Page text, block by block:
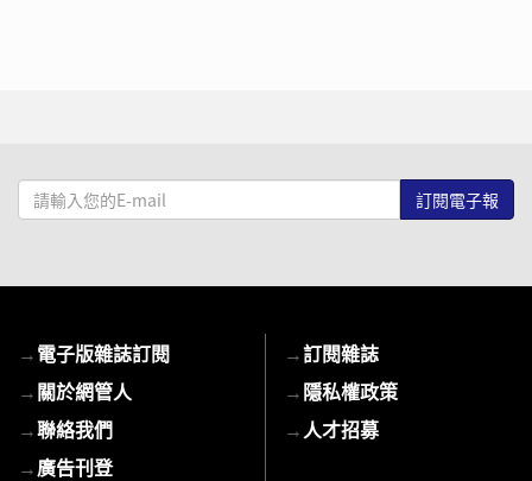
請
輸
mail
→電子版雜誌訂閱
→關於網管人
→聯絡我們
→廣告刊登
→訂閱雜誌
→隱私權政策
→人才招募